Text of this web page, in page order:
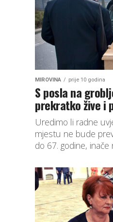
MIROVINA prije 10 godina
S posla na
prekratko žive i
Uredimo li radne
mjestu ne bude
do 67. godine, inače